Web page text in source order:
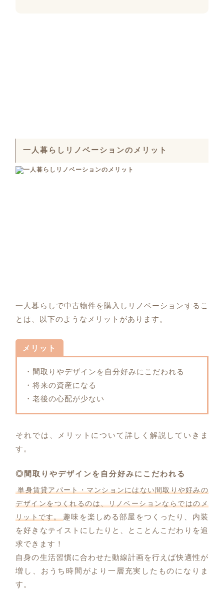
一人暮らしリノベーションのメリット
一人暮らしで中古物件を購入しリノベーションするこ
とは、以下のようなメリットがあります。
メリット
・間取りやデザインを自分好みにこだわれる
・将来の資産になる
・老後の心配が少ない
それでは、メリットについて詳しく解説していきま
す。
◎間取りやデザインを自分好みにこだわれる
単身賃貸アパート・マンションにはない間取りや好みの
デザインをつくれるのは、リノベーションならではのメ
リットです。
趣味を楽しめる部屋をつくったり、内装
を好きなテイストにしたりと、とことんこだわりを追
求できます！
自身の生活習慣に合わせた動線計画を行えば快適性が
増し、おうち時間がより一層充実したものになりま
す。